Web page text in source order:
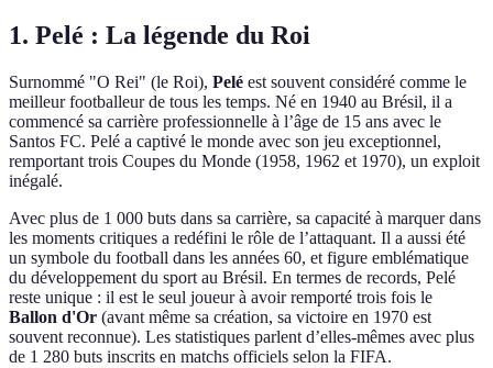
1. Pelé : La légende du Roi
Surnommé "O Rei" (le Roi), Pelé est souvent considéré comme le
meilleur footballeur de tous les temps. Né en 1940 au Brésil, il a
commencé sa carrière professionnelle à l’âge de 15 ans avec le
Santos FC. Pelé a captivé le monde avec son jeu exceptionnel,
remportant trois Coupes du Monde (1958, 1962 et 1970), un exploit
inégalé.
Avec plus de 1 000 buts dans sa carrière, sa capacité à marquer dans
les moments critiques a redéfini le rôle de l’attaquant. Il a aussi été
un symbole du football dans les années 60, et figure emblématique
du développement du sport au Brésil. En termes de records, Pelé
reste unique : il est le seul joueur à avoir remporté trois fois le
Ballon d'Or (avant même sa création, sa victoire en 1970 est
souvent reconnue). Les statistiques parlent d’elles-mêmes avec plus
de 1 280 buts inscrits en matchs officiels selon la FIFA.